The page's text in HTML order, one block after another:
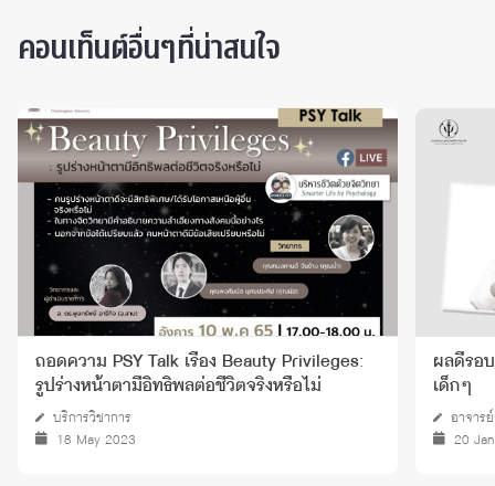
คอนเท็นต์อื่นๆที่น่าสนใจ
ถอดความ PSY Talk เรื่อง Beauty Privileges:
รูปร่างหน้าตามีอิทธิพลต่อชีวิตจริงหรือไม่
บริการวิชาการ
18 May 2023
ผลดีรอ
เด็กๆ
อาจาร
20